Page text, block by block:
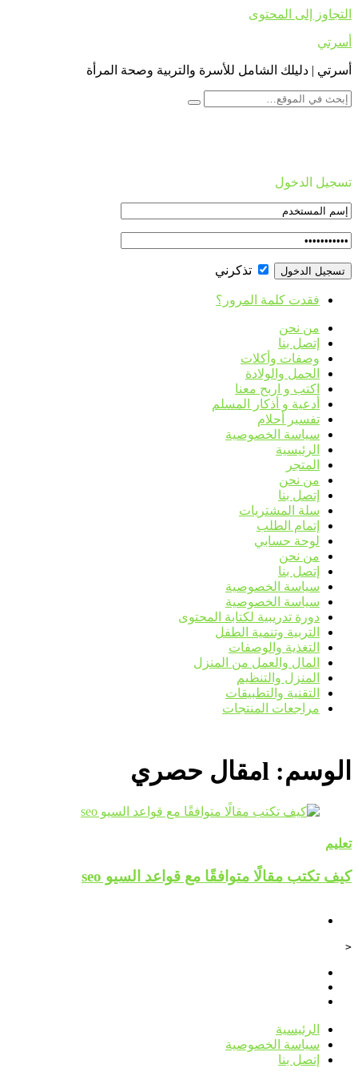
التجاوز إلى المحتوى
أسرتي
أسرتي | دليلك الشامل للأسرة والتربية وصحة المرأة
تسجيل الدخول
تذكرني
فقدت كلمة المرور؟
من نحن
إتصل بنا
وصفات وأكلات
الحمل والولادة
اكتب و اربح معنا
أدعية و أذكار المسلم
تفسير أحلام
سياسة الخصوصية
الرئيسية
المتجر
من نحن
إتصل بنا
سلة المشتريات
إتمام الطلب
لوحة حسابي
من نحن
إتصل بنا
سياسة الخصوصية
سياسة الخصوصية
دورة تدريبية لكتابة المحتوى
التربية وتنمية الطفل
التغذية والوصفات
المال والعمل من المنزل
المنزل والتنظيم
التقنية والتطبيقات
مراجعات المنتجات
الوسم: lمقال حصري
تعليم
كيف تكتب مقالًا متوافقًا مع قواعد السيو seo
<
الرئيسية
سياسة الخصوصية
إتصل بنا